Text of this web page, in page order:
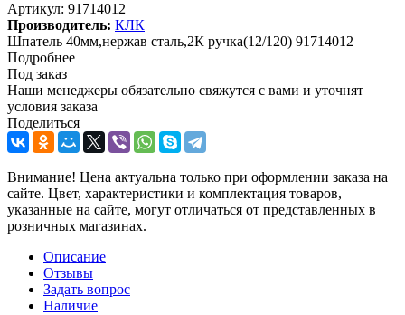
Артикул: 91714012
Производитель: КЛК
Шпатель 40мм,нержав сталь,2К ручка(12/120) 91714012
Подробнее
Под заказ
Наши менеджеры обязательно свяжутся с вами и уточнят
условия заказа
Поделиться
Внимание! Цена актуальна только при оформлении заказа на
сайте. Цвет, характеристики и комплектация товаров,
указанные на сайте, могут отличаться от представленных в
розничных магазинах.
Описание
Отзывы
Задать вопрос
Наличие